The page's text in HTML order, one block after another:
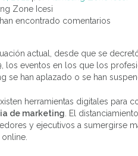
Zone Icesi
encontrado comentarios
actual, desde que se
los eventos en los que los
se han aplazado o se han
herramientas digitales para
de marketing . El
y ejecutivos a sumergirse